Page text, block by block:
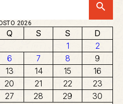
search
2026
Q S S
D
1
2
6 7 8
9
13 14 15
16
20 21 22
23
27 28 29
30